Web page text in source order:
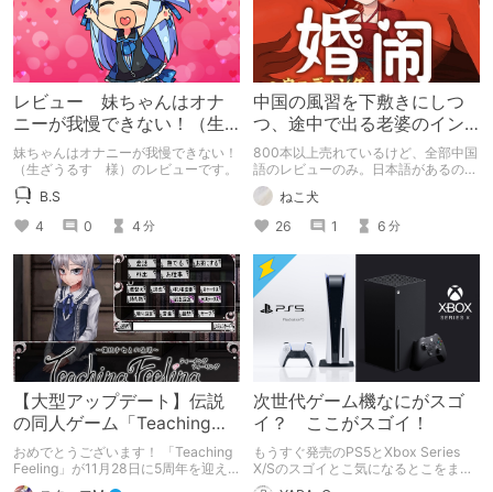
レビュー 妹ちゃんはオナ
ニーが我慢できない！（生
ざうるす 様）
妹ちゃんはオナニーが我慢できない！
（生ざうるす 様）のレビューです。
B.S
4
0 4 分
中国の風習を下敷きにしつ
つ、途中で出る老婆のイン
パクトも強い『婚鬧
~Wedding Hazing~』
800本以上売れているけど、全部中国
語のレビューのみ。日本語があるの
に、日本ではあまり知られていない中
國風冒險故事のRPG風アドベンチャー
『婚鬧~Wedding Hazing~』を遊んで
みました
ねこ犬
26
1 6 分
【大型アップデート】伝説
の同人ゲーム「Teaching
Feeling」が5周年！
おめでとうございます！ 「Teaching
Feeling」が11月28日に5周年を迎え
ました！ 記念すべき5周年記念、既存
次世代ゲーム機なにがスゴ
イ？ ここがスゴイ！
もうすぐ発売のPS5とXbox Series
X/Sのスゴイとこ気になるとこをまと
めて解説！